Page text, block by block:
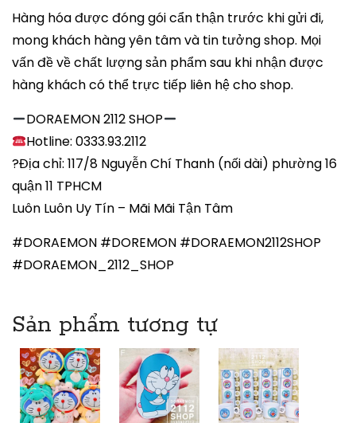
Hàng hóa được đóng gói cẩn thận trước khi gửi đi,
mong khách hàng yên tâm và tin tưởng shop. Mọi
vấn đề về chất lượng sản phẩm sau khi nhận được
hàng khách có thể trực tiếp liên hệ cho shop.
DORAEMON 2112 SHOP
Hotline: 0333.93.2112
?Địa chỉ: 117/8 Nguyễn Chí Thanh (nối dài) phường 16
quận 11 TPHCM
Luôn Luôn Uy Tín – Mãi Mãi Tận Tâm
#DORAEMON #DOREMON #DORAEMON2112SHOP
#DORAEMON_2112_SHOP
Sản phẩm tương tự